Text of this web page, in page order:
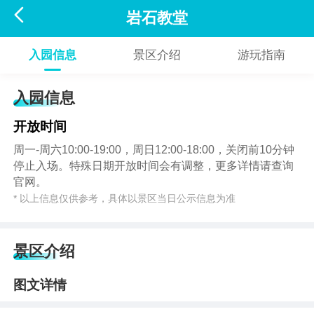
 岩石教堂
入园信息 景区介绍 游玩指南
入园信息
开放时间
周一-周六10:00-19:00，周日12:00-18:00，关闭前10分钟
停止入场。特殊日期开放时间会有调整，更多详情请查询
官网。
* 以上信息仅供参考，具体以景区当日公示信息为准
景区介绍
图文详情